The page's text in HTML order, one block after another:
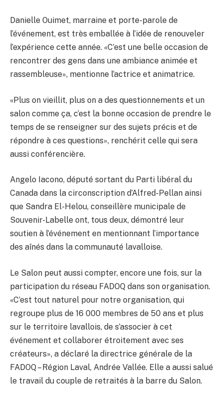
Danielle Ouimet, marraine et porte-parole de
l’événement, est très emballée à l’idée de renouveler
l’expérience cette année. «C’est une belle occasion de
rencontrer des gens dans une ambiance animée et
rassembleuse», mentionne l’actrice et animatrice.
«Plus on vieillit, plus on a des questionnements et un
salon comme ça, c’est la bonne occasion de prendre le
temps de se renseigner sur des sujets précis et de
répondre à ces questions», renchérit celle qui sera
aussi conférencière.
Angelo Iacono, député sortant du Parti libéral du
Canada dans la circonscription d’Alfred-Pellan ainsi
que Sandra El-Helou, conseillère municipale de
Souvenir-Labelle ont, tous deux, démontré leur
soutien à l’événement en mentionnant l’importance
des aînés dans la communauté lavalloise.
Le Salon peut aussi compter, encore une fois, sur la
participation du réseau FADOQ dans son organisation.
«C’est tout naturel pour notre organisation, qui
regroupe plus de 16 000 membres de 50 ans et plus
sur le territoire lavallois, de s’associer à cet
événement et collaborer étroitement avec ses
créateurs», a déclaré la directrice générale de la
FADOQ – Région Laval, Andrée Vallée. Elle a aussi salué
le travail du couple de retraités à la barre du Salon.